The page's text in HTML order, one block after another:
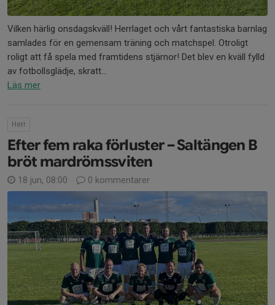
Vilken härlig onsdagskväll! Herrlaget och vårt fantastiska barnlag
samlades för en gemensam träning och matchspel. Otroligt
roligt att få spela med framtidens stjärnor! Det blev en kväll fylld
av fotbollsglädje, skratt...
Läs mer
Herr
Efter fem raka förluster – Saltängen B
bröt mardrömssviten
18 jun, 08:00 0 kommentarer